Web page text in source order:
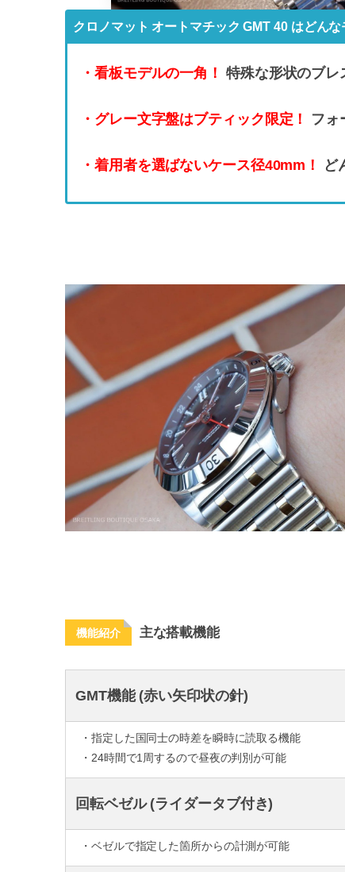
クロノマット オートマチック GMT 40 はどんな
・看板モデルの一角！ 特殊な形状のブレ
・グレー文字盤はブティック限定！ フォ
・着用者を選ばないケース径40mm！ ど
機能紹介 主な搭載機能
GMT機能 (赤い矢印状の針)
・指定した国同士の時差を瞬時に読取る機能
・24時間で1周するので昼夜の判別が可能
回転ベゼル (ライダータブ付き)
・ベゼルで指定した箇所からの計測が可能